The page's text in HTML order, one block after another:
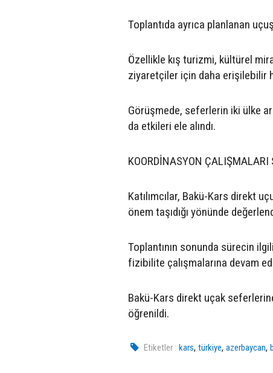
Toplantıda ayrıca planlanan
Özellikle kış turizmi, kültürel
ziyaretçiler için daha erişilebilir
Görüşmede, seferlerin iki ülke
da etkileri ele alındı.
KOORDİNASYON ÇALIŞMALARI
Katılımcılar, Bakü-Kars direkt
önem taşıdığı yönünde
Toplantının sonunda sürecin
fizibilite çalışmalarına devam
Bakü-Kars direkt uçak
öğrenildi.
Etiketler : kars,türkiye,azerbaycan,